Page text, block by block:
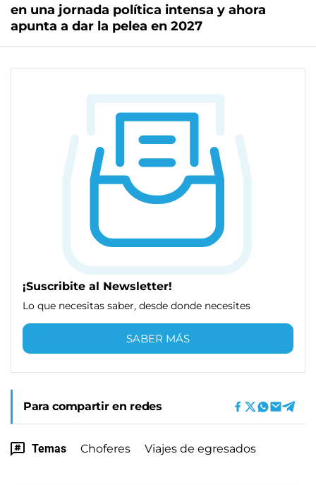
en una jornada política intensa y ahora
apunta a dar la pelea en 2027
¡Suscribite al Newsletter!
Lo que necesitas saber, desde donde necesites
SABER MÁS
Para compartir en redes
Temas Choferes Viajes de egresados